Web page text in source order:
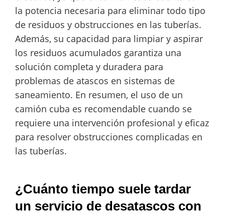
la potencia necesaria para eliminar todo tipo
de residuos y obstrucciones en las tuberías.
Además, su capacidad para limpiar y aspirar
los residuos acumulados garantiza una
solución completa y duradera para
problemas de atascos en sistemas de
saneamiento. En resumen, el uso de un
camión cuba es recomendable cuando se
requiere una intervención profesional y eficaz
para resolver obstrucciones complicadas en
las tuberías.
¿Cuánto tiempo suele tardar
un servicio de desatascos con